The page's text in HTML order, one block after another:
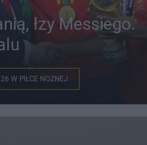
łzy Messiego.
W PIŁCE NOŻNEJ